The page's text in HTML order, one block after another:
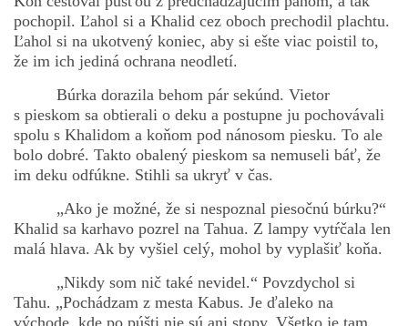
pochopil. Ľahol si a Khalid cez oboch prechodil plachtu.
Ľahol si na ukotvený koniec, aby si ešte viac poistil to,
že im ich jediná ochrana neodletí.
Búrka dorazila behom pár sekúnd. Vietor
s pieskom sa obtierali o deku a postupne ju pochovávali
spolu s Khalidom a koňom pod nánosom piesku. To ale
bolo dobré. Takto obalený pieskom sa nemuseli báť, že
im deku odfúkne. Stihli sa ukryť v čas.
„Ako je možné, že si nespoznal piesočnú búrku?“
Khalid sa karhavo pozrel na Tahua. Z lampy vytŕčala len
malá hlava. Ak by vyšiel celý, mohol by vyplašiť koňa.
„Nikdy som nič také nevidel.“ Povzdychol si
Tahu. „Pochádzam z mesta Kabus. Je ďaleko na
východe, kde po púšti nie sú ani stopy. Všetko je tam